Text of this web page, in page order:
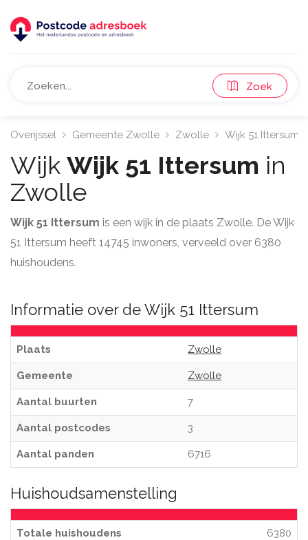
Zoek
Overijssel Gemeente Zwolle Zwolle Wijk 51 Ittersum
Wijk Wijk 51 Ittersum in
Zwolle
Wijk 51 Ittersum is een wijk in de plaats Zwolle. De Wijk
51 Ittersum heeft 14745 inwoners, verveeld over 6380
huishoudens.
Informatie over de Wijk 51 Ittersum
Plaats Zwolle
Gemeente Zwolle
Aantal buurten 7
Aantal postcodes 3
Aantal panden 6716
Huishoudsamenstelling
Totale huishoudens 6380